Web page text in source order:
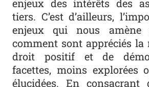
enjeux des intérêts des
tiers. C’est d’ailleurs,
enjeux qui nous amène
comment sont appréciés
droit positif et de
facettes, moins explorées
élucidées. En consacrant